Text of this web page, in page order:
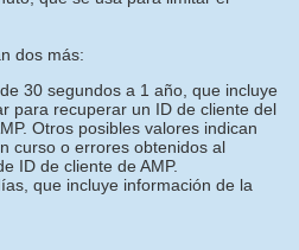
dos más:
30 segundos a 1 año, que incluye
para recuperar un ID de cliente del
Otros posibles valores indican
curso o errores obtenidos al
ID de cliente de AMP.
que incluye información de la